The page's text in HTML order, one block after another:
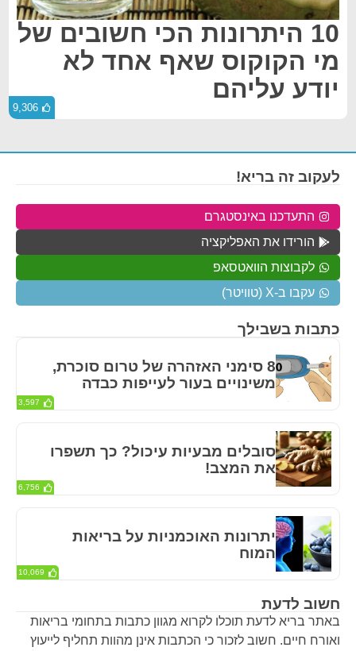
10 היתרונות הכי חשובים של
מי הקוקוס שאף אחד לא
יודע עליהם
9,306
חשוב לדעת
באתר בריא לדעת תוכלו לקרוא מגוון כתבות בתחומי בריאות
ואורח חיים. חשוב לזכור כי הכתבות אינן מהוות תחליף לייעוץ
כתבות בשבילך
8 סימני האזהרה של טרום סוכרת,
משינויים בעור לעייפות כבדה
3,597
סובלים מבעיות עיכול? כך תשפרו
את המצב!
6,756
יתרונות האוכמניות על בריאות
המוח
10,069
לעקוב זה בריא!
התעדכנו באינסטגרם
הורידו את האפליקציה
לקבוצות הוואטסאפ
עקבו ב-X (טוויטר)